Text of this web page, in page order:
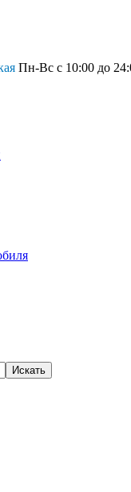
Пн-Вс с 10:00 до
Искать